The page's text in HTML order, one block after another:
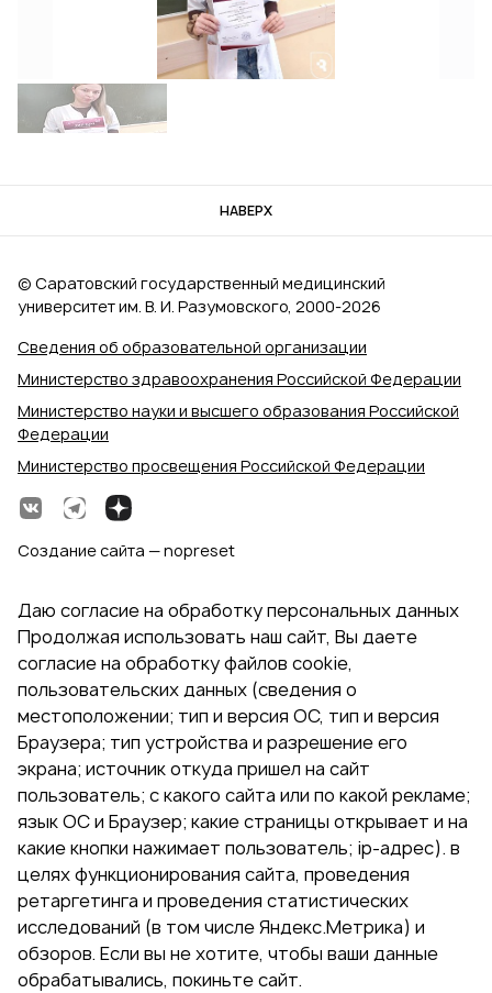
НАВЕРХ
Сведения об образовательной организации
Министерство здравоохранения Российской Федерации
Министерство науки и высшего образования Российской
Федерации
Министерство просвещения Российской Федерации
© Саратовский государственный медицинский
университет им. В. И. Разумовского, 2000‑2026
Создание сайта — nopreset
Даю согласие на обработку персональных данных
Продолжая использовать наш сайт, Вы даете
согласие на обработку файлов cookie,
пользовательских данных (сведения о
местоположении; тип и версия ОС, тип и версия
Браузера; тип устройства и разрешение его
экрана; источник откуда пришел на сайт
пользователь; с какого сайта или по какой рекламе;
язык ОС и Браузер; какие страницы открывает и на
какие кнопки нажимает пользователь; ip-адрес). в
целях функционирования сайта, проведения
ретаргетинга и проведения статистических
исследований (в том числе Яндекс.Метрика) и
обзоров. Если вы не хотите, чтобы ваши данные
обрабатывались, покиньте сайт.